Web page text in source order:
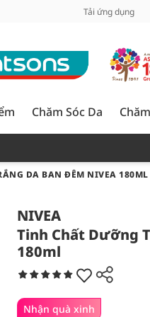
Tải ứng dụng
Chăm Sóc Da
DA BAN ĐÊM NIVEA 180ML
NIVEA
Tinh Chất Dưỡng
180ml
Nhận quà xinh